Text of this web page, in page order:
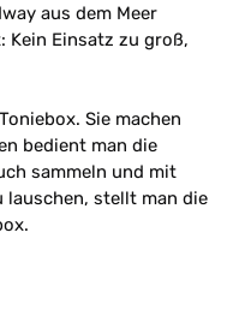
aus dem Meer
Kein Einsatz zu groß,
Sie machen
bedient man die
sammeln und mit
lauschen, stellt man die